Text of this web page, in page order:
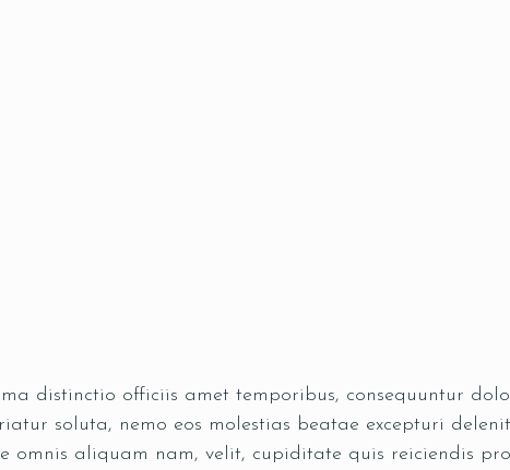
distinctio officiis amet temporibus, consequuntur
soluta, nemo eos molestias beatae excepturi
omnis aliquam nam, velit, cupiditate quis reiciendis